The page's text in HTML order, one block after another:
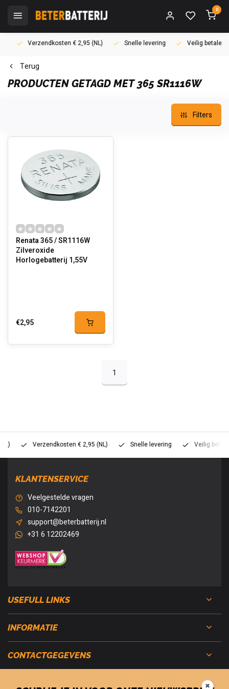
0
Verzendkosten € 2,95 (NL) Snelle levering Veilig betalen
Terug
PRODUCTEN GETAGD MET 365 SR1116W
Filters
Renata 365 / SR1116W
Zilveroxide
Horlogebatterij 1,55V
€2,95
1
Verzendkosten € 2,95 (NL) Snelle levering Veilig betalen
KLANTENSERVICE
Veelgestelde vragen
010-7142201
support@beterbatterij.nl
+31 6 12202469
USEFULL LINKS
INFORMATIE
CONTACTGEGEVENS
✖